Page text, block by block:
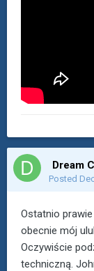
Dream
Posted
Ostatnio
obecnie mój
Oczywiście
techniczną.